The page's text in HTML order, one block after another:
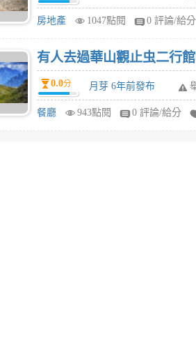
房地產 1047點閱 0 評論/給分
有人去過華山觀止虫二行
0.0分 月芽 6年前發布
餐廳 943點閱 0 評論/給分